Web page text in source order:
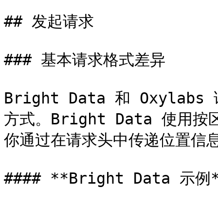
## 发起请求
### 基本请求格式差异
Bright Data 和 Oxylabs 请
方式。Bright Data 使用按
你通过在请求头中传递位置信
#### **Bright Data 示例